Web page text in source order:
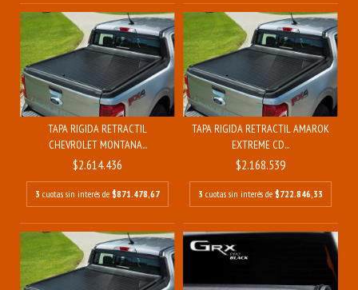
TAPA RIGIDA RETRACTIL
CHEVROLET MONTANA...
$2.614.436
3 cuotas sin interés de $871.478,67
TAPA RIGIDA RETRACTIL AMAROK
EXTREME CD...
$2.168.539
3 cuotas sin interés de $722.846,33